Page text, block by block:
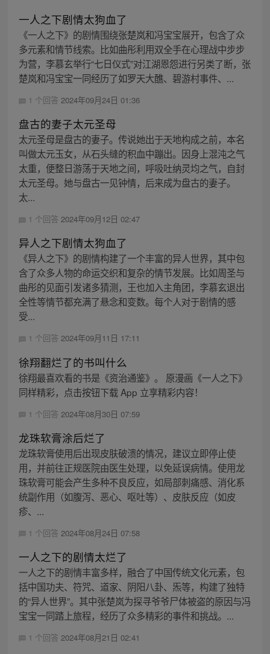
一人之下剧情太狗血了
《一人之下》的剧情围绕张楚岚和冯宝宝展开，包含了众
多元素和情节线索。比如曲彤利用双全手在心理战中步步
为营，李慕玄举行“七日仪式”对江湖恩怨进行另类了断，张
楚岚和冯宝宝一同经历了如罗天大醮、碧游村事件、...
1 个回答 2024年09月24日 01:36
盘古的妻子太元圣母
太元圣母是盘古的妻子。传说她出于天地构成之前，本名
叫做太元玉女，从石头缝的积血中蹦出。因身上混沌之气
太重，便整日游荡于天地之间，呼吸吐纳灵均之气，自封
太元圣母。她与盘古一见钟情，后来成为盘古的妻子。
太...
1 个回答 2024年09月12日 02:47
异人之下剧情太狗血了
《异人之下》的剧情构建了一个丰富的异人世界，其中包
含了众多人物的命运交织和复杂的情节发展。比如周圣与
曲彤的见面引发诸多猜测，王也加入主角团，李慕玄退出
全性等情节都充满了悬念和变数。每个人对于剧情的感
受...
1 个回答 2024年09月11日 17:11
徐翔翻烂了的书叫什么
徐翔最喜欢看的书是《资治通鉴》。 原漫画《一人之下》
同样精彩，点击按钮下载 App 立享精彩内容！
1 个回答 2024年08月30日 07:59
龙珠软膏涂后烂了
龙珠软膏使用后出现皮肤破溃的情况，建议立即停止使
用，并前往正规医院由医生处理，以免延误病情。使用龙
珠软膏可能会产生多种不良反应，如局部刺痛感、消化系
统副作用（如腹泻、恶心、呕吐等）、皮肤反应（如皮
疹、...
1 个回答 2024年08月24日 07:58
一人之下的剧情太烂了
一人之下的剧情丰富多样，融合了中国传统文化元素，包
括中国功夫、符咒、道家、阴阳八卦、炁等，构建了独特
的“异人世界”。其中张楚岚为探寻爷爷尸体被盗的原因与冯
宝宝一同踏上旅程，经历了众多精彩的事件和挑战。...
1 个回答 2024年08月21日 02:41